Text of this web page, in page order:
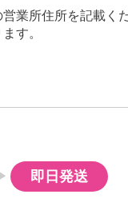
業所住所を記載く
す。
即日発送